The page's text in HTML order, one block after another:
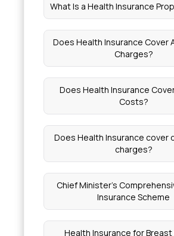
What Is a Health Insurance
Does Health Insurance Cover
Charges?
Does Health Insurance
Costs?
Does Health Insurance cover
charges?
Chief Minister's
Insurance Scheme
Health Insurance for